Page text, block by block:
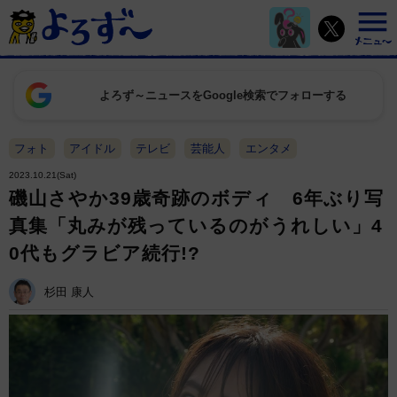
よろず～ニュースをGoogle検索でフォローする
フォト アイドル テレビ 芸能人 エンタメ
2023.10.21(Sat)
磯山さやか39歳奇跡のボディ 6年ぶり写
真集「丸みが残っているのがうれしい」4
0代もグラビア続行!?
杉田 康人